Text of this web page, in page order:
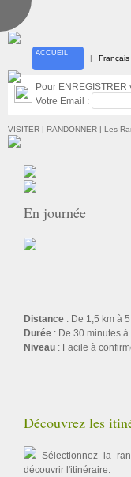
ACCUEIL
| Français
Pour ENREGISTRER
Votre Email :
VISITER | RANDONNER | Les
En journée
Distance : De 1,5 km à
Durée : De 30 minutes
Niveau : Facile à
Découvrez les
Sélectionnez la
découvrir l'itinéraire.